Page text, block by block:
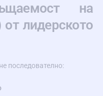
на
от лидерското
последователно: